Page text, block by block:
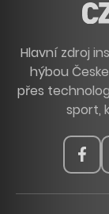
Hlavní zdroj
hýbou
přes
sport,